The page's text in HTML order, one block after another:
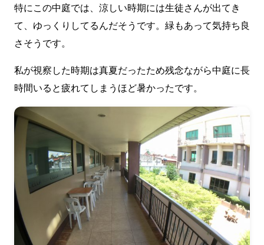
特にこの中庭では、涼しい時期には生徒さんが出てき
て、ゆっくりしてるんだそうです。緑もあって気持ち良
さそうです。
私が視察した時期は真夏だったため残念ながら中庭に長
時間いると疲れてしまうほど暑かったです。